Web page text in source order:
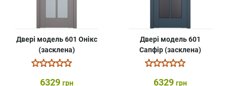
Двері модель 601 Онікс
(засклена)
6329 грн
Двері модель 601
Сапфір (засклена)
6329 грн